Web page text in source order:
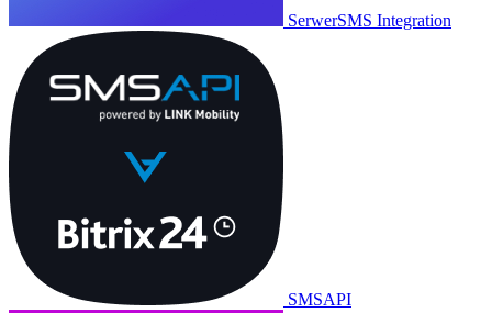
SerwerSMS Integration
SMSAPI